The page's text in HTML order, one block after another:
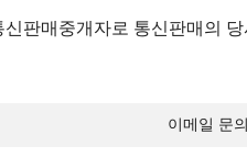
판매중개자로 통신판매의
이메일 문의